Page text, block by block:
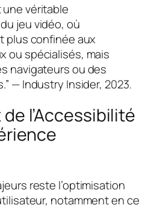
une véritable
jeu vidéo, où
plus confinée aux
ou spécialisés, mais
navigateurs ou des
— Industry Insider, 2023.
l’Accessibilité
reste l’optimisation
notamment en ce